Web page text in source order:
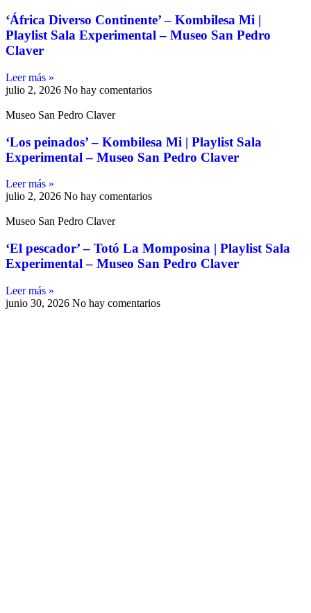
‘África Diverso Continente’ – Kombilesa Mi |
Playlist Sala Experimental – Museo San Pedro
Claver
Leer más »
julio 2, 2026 No hay comentarios
Museo San Pedro Claver
‘Los peinados’ – Kombilesa Mi | Playlist Sala
Experimental – Museo San Pedro Claver
Leer más »
julio 2, 2026 No hay comentarios
Museo San Pedro Claver
‘El pescador’ – Totó La Momposina | Playlist Sala
Experimental – Museo San Pedro Claver
Leer más »
junio 30, 2026 No hay comentarios